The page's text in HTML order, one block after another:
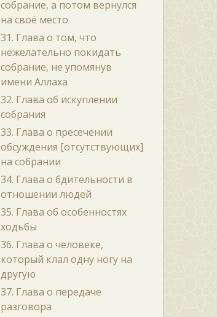
собрание, а потом вернулся
на своё место
31. Глава о том, что
нежелательно покидать
собрание, не упомянув
имени Аллаха
32. Глава об искуплении
собрания
33. Глава о пресечении
обсуждения [отсутствующих]
на собрании
34. Глава о бдительности в
отношении людей
35. Глава об особенностях
ходьбы
36. Глава о человеке,
который клал одну ногу на
другую
37. Глава о передаче
разговора